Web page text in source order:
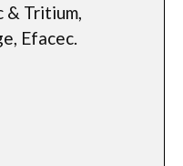
& Tritium,
Efacec.